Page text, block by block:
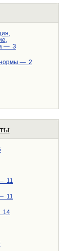
— 3
— 2
11
11
14